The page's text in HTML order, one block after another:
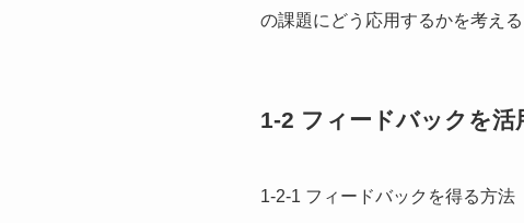
の課題にどう応用するかを考える
1-2 フィードバックを活
1-2-1 フィードバックを得る方法